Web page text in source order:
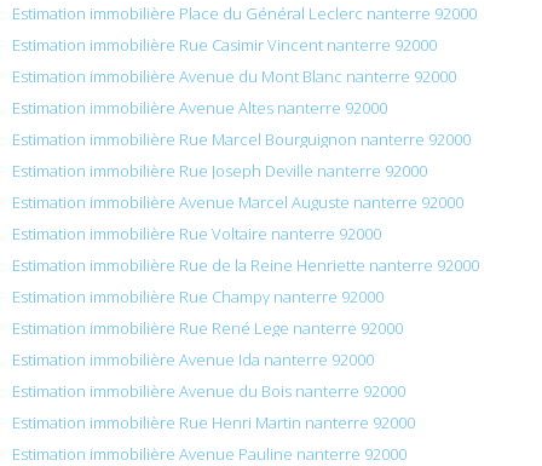
Estimation immobilière Place du Général Leclerc nanterre 92000
Estimation immobilière Rue Casimir Vincent nanterre 92000
Estimation immobilière Avenue du Mont Blanc nanterre 92000
Estimation immobilière Avenue Altes nanterre 92000
Estimation immobilière Rue Marcel Bourguignon nanterre 92000
Estimation immobilière Rue Joseph Deville nanterre 92000
Estimation immobilière Avenue Marcel Auguste nanterre 92000
Estimation immobilière Rue Voltaire nanterre 92000
Estimation immobilière Rue de la Reine Henriette nanterre 92000
Estimation immobilière Rue Champy nanterre 92000
Estimation immobilière Rue René Lege nanterre 92000
Estimation immobilière Avenue Ida nanterre 92000
Estimation immobilière Avenue du Bois nanterre 92000
Estimation immobilière Rue Henri Martin nanterre 92000
Estimation immobilière Avenue Pauline nanterre 92000